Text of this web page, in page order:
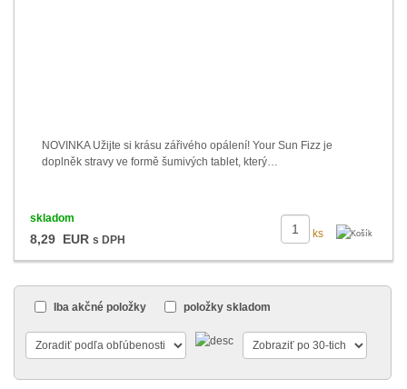
NOVINKA Užijte si krásu zářivého opálení! Your Sun Fizz je
doplněk stravy ve formě šumivých tablet, který…
ks
skladom
8,29 EUR s DPH
Iba akčné položky položky skladom